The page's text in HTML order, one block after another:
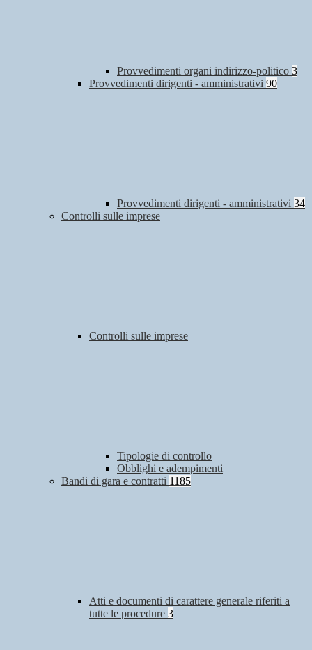
Provvedimenti organi indirizzo-politico 3
Provvedimenti dirigenti - amministrativi 90
Provvedimenti dirigenti - amministrativi 34
Controlli sulle imprese
Controlli sulle imprese
Tipologie di controllo
Obblighi e adempimenti
Bandi di gara e contratti 1185
Atti e documenti di carattere generale riferiti a
tutte le procedure 3